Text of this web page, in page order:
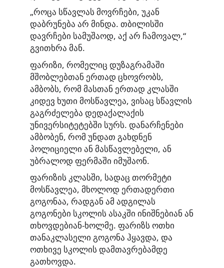
„როცა სწავლას მოვრჩები, უკან
დაბრუნება არ მინდა. თბილისში
დავრჩები სამუშაოდ, აქ არ ჩამოვალ,“
გვითხრა მან.
ფარიზი, რომელიც დუზაგრამაში
მშობლებთან ერთად ცხოვრობს,
ამბობს, რომ მასთან ერთად კლასში
კიდევ ხუთი მოსწავლეა, ვისაც სწავლის
გაგრძელება დედაქალაქის
უნივერსიტეტებში სურს. დანარჩენები
ამბობენ, რომ უნდათ გახდნენ
პოლიციელი ან მასწავლებელი, ან
უბრალოდ ფერმაში იმუშაონ.
ფარიზის კლასში, სადაც თორმეტი
მოსწავლეა, მხოლოდ ერთადერთი
გოგონაა, რადგან ამ ადგილას
გოგონები სკოლის ასაკში ინიშნებიან ან
თხოვდებიან-ხოლმე. ფარიზს ოთხი
თანაკლასელი გოგონა ჰყავდა, და
ოთხივე სკოლის დამთავრებამდე
გათხოვდა.